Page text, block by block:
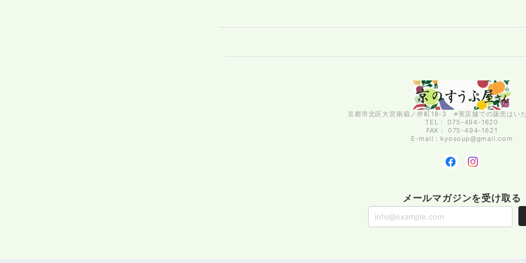
京都市北区大宮南箱ノ井町18-3 ※実店舗での販売はいた
TEL： 075-494-1620
FAX： 075-494-1621
E-mail： kyosoup@gmail.com
メールマガジンを受け取る